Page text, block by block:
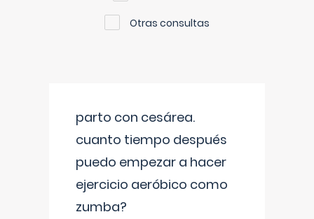
Otras consultas
parto con cesárea.
cuanto tiempo después
puedo empezar a hacer
ejercicio aeróbico como
zumba?